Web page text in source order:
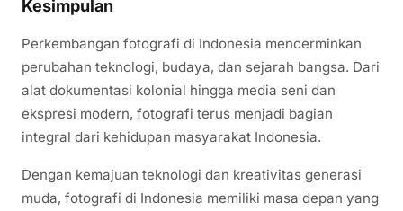
Kesimpulan
Perkembangan fotografi di Indonesia mencerminkan
perubahan teknologi, budaya, dan sejarah bangsa. Dari
alat dokumentasi kolonial hingga media seni dan
ekspresi modern, fotografi terus menjadi bagian
integral dari kehidupan masyarakat Indonesia.
Dengan kemajuan teknologi dan kreativitas generasi
muda, fotografi di Indonesia memiliki masa depan yang